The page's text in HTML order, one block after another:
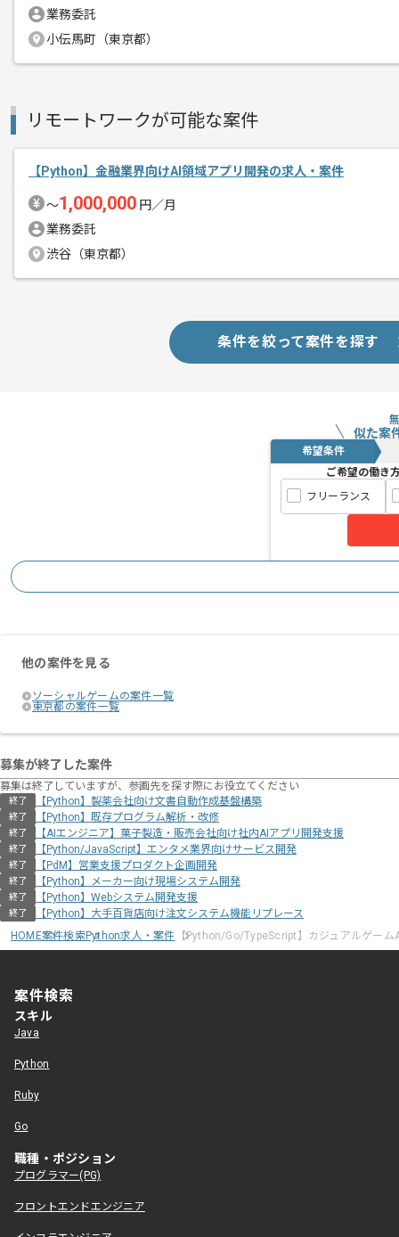
その他募集要項
エージェントからのコ
メント
経験豊富なメンバーと成長が出来る環境
首都圏または遠方からリモートにてご
業務委託
小伝馬町（東京都）
リモートワークが可能な案件
【Python】金融業界向けAI領域アプリ開発の求人・案件
〜1,000,000 円／月
業務委託
渋谷（東京都）
条件を絞って案件を探す
似た案
希望条件
ご希望の働き
フリーランス
他の案件を見る
ソーシャルゲームの案件一覧
東京都の案件一覧
募集が終了した案件
募集は終了していますが、参画先を探す際にお役立てください
終了 【Python】製薬会社向け文書自動作成基盤構築
終了 【Python】既存プログラム解析・改修
終了 【AIエンジニア】菓子製造・販売会社向け社内AIアプリ開発支援
終了 【Python/JavaScript】エンタメ業界向けサービス開発
終了 【PdM】営業支援プロダクト企画開発
終了 【Python】メーカー向け現場システム開発
終了 【Python】Webシステム開発支援
終了
【Python】大手百貨店向け注文システム機能リプレース
HOME案件検索Python求人・案件 【Python/Go/TypeScript】カジュアルゲーム
案件検索
スキル
Java
Python
Ruby
Go
職種・ポジション
プログラマー(PG)
フロントエンドエンジニア